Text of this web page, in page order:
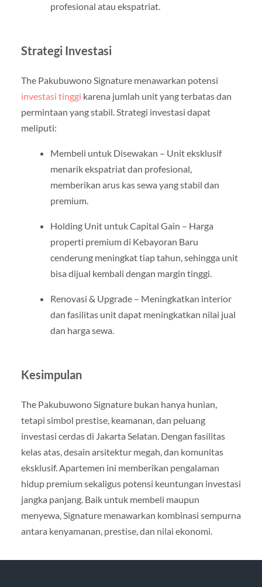
profesional atau ekspatriat.
Strategi Investasi
The Pakubuwono Signature menawarkan potensi
investasi tinggi karena jumlah unit yang terbatas dan
permintaan yang stabil. Strategi investasi dapat
meliputi:
Membeli untuk Disewakan – Unit eksklusif
menarik ekspatriat dan profesional,
memberikan arus kas sewa yang stabil dan
premium.
Holding Unit untuk Capital Gain – Harga
properti premium di Kebayoran Baru
cenderung meningkat tiap tahun, sehingga unit
bisa dijual kembali dengan margin tinggi.
Renovasi & Upgrade – Meningkatkan interior
dan fasilitas unit dapat meningkatkan nilai jual
dan harga sewa.
Kesimpulan
The Pakubuwono Signature bukan hanya hunian,
tetapi simbol prestise, keamanan, dan peluang
investasi cerdas di Jakarta Selatan. Dengan fasilitas
kelas atas, desain arsitektur megah, dan komunitas
eksklusif. Apartemen ini memberikan pengalaman
hidup premium sekaligus potensi keuntungan investasi
jangka panjang. Baik untuk membeli maupun
menyewa, Signature menawarkan kombinasi sempurna
antara kenyamanan, prestise, dan nilai ekonomi.